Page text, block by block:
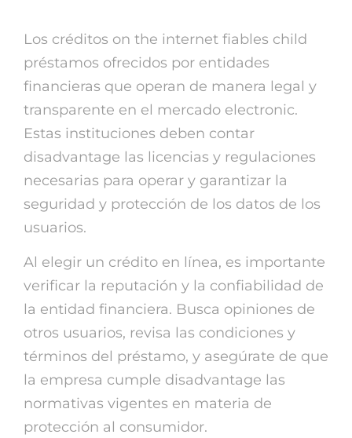
Los créditos on the internet fiables child
préstamos ofrecidos por entidades
financieras que operan de manera legal y
transparente en el mercado electronic.
Estas instituciones deben contar
disadvantage las licencias y regulaciones
necesarias para operar y garantizar la
seguridad y protección de los datos de los
usuarios.
Al elegir un crédito en línea, es importante
verificar la reputación y la confiabilidad de
la entidad financiera. Busca opiniones de
otros usuarios, revisa las condiciones y
términos del préstamo, y asegúrate de que
la empresa cumple disadvantage las
normativas vigentes en materia de
protección al consumidor.